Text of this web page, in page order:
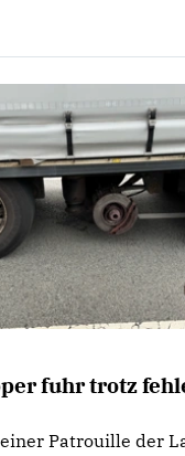
fuhr trotz
Patrouille der